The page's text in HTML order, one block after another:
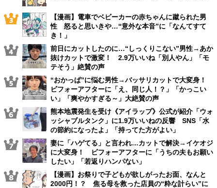
【漫画】電車でベビーカーの赤ちゃんに蹴られた男
性 怒ると思いきや…“意外な本音”に「なんてすて
き！」
前日にカットしたのに…“しっくりこない”男性→あか
抜けカットで激変！ 2.9万いいね「別人やん」「モ
テそう」絶賛の声
“おかっぱ”に悩む男性→バッサリカットで大変身！
ビフォーアフターに「え、同じ人！？」「かっこい
い」「爽やかすぎる～」大絶賛の声
熊本地震発生を受け《アイラップ》公式が紹介「ウォ
ッシャブルタンク」に1.9万いいねの反響 SNS「水
の節約になったよ」「持ってた方がよい」
妻に「ハゲてる」と言われ…カットで解決→イケオジ
に大変身！ ビフォーアフターに「うちの夫もお願い
したい」「若返りハンパない」
【漫画】お祭りで子どもが欲しがったお面、なんと
2000円！？ 焦る母を救った店員の“粋な計らい”に